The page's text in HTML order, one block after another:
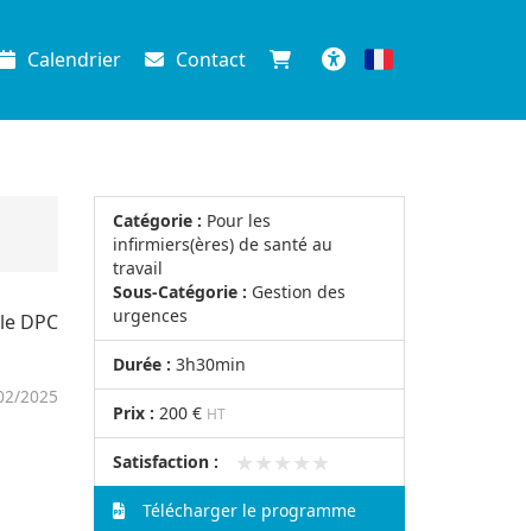
Calendrier
Contact
Français
DPC
2025
Catégorie : Pour les
infirmiers(ères) de santé au
travail
Sous-Catégorie : Gestion des
urgences
Durée : 3h30min
Prix : 200 € HT
Satisfaction : ★★★★★
★★★★★
Télécharger le programme